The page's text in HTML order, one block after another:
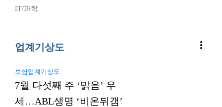
IT/과학
업계기상도 more_vert
보험업계기상도
7월 다섯째 주 ‘맑음’ 우
세…ABL생명 ‘비온뒤갬’